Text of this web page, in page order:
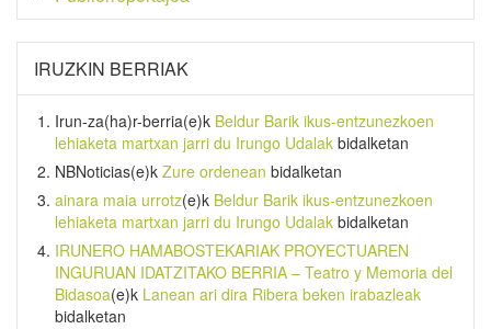
IRUZKIN BERRIAK
Irun-za(ha)r-berria(e)k Beldur Barik ikus-entzunezkoen
lehiaketa martxan jarri du Irungo Udalak bidalketan
NBNoticias(e)k Zure ordenean bidalketan
ainara maia urrotz(e)k Beldur Barik ikus-entzunezkoen
lehiaketa martxan jarri du Irungo Udalak bidalketan
IRUNERO HAMABOSTEKARIAK PROYECTUAREN
INGURUAN IDATZITAKO BERRIA – Teatro y Memoria del
Bidasoa(e)k Lanean ari dira Ribera beken irabazleak
bidalketan